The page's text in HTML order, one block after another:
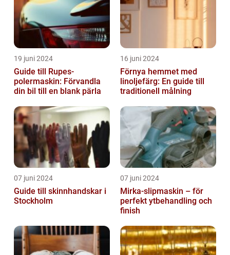
19 juni 2024
Guide till Rupes-
polermaskin: Förvandla
din bil till en blank pärla
16 juni 2024
Förnya hemmet med
linoljefärg: En guide till
traditionell målning
07 juni 2024
Guide till skinnhandskar i
Stockholm
07 juni 2024
Mirka-slipmaskin – för
perfekt ytbehandling och
finish